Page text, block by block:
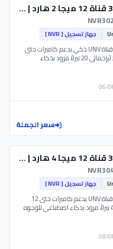
جهاز تسجيل 32 قناة 12 ميجا 2 هارد | NVR302-32B-IQ - UNV
جهاز تسجيل [ NVR ]
جهاز NVR شبكي 32 قناة UNV ذكي يدعم كاميرات حتى
12 ميجا. يركب 2 هارد (بإجمالي 20 تيرا)، مزود بذكاء
سعر الجملة
جهاز تسجيل 32 قناة 12 ميجا 4 هارد | NVR304-32B-IQ - UNV
جهاز تسجيل [ NVR ]
جهاز NVR شبكي 32 قناة UNV يدعم كاميرات حتى 12
ميجا. يركب 4 هارد (40 تيرا)، مزود بذكاء اصطناعي للوجوه